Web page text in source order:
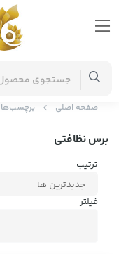
صفحه اصلی برچسب‌ها
برس نظافتی
ترتیب
فیلتر